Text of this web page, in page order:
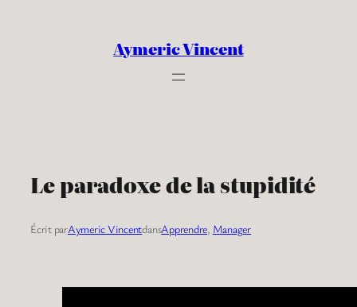
Aymeric Vincent
Le paradoxe de la stupidité
Écrit parAymeric VincentdansApprendre, Manager